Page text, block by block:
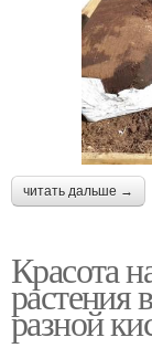
читать дальше →
Красота
растения
разной